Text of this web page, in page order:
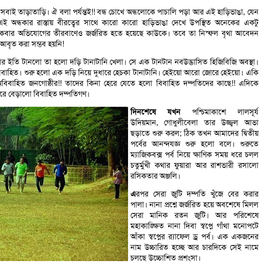
সবাই তাড়াতাড়ি। ঐ বলা পর্যন্তই!! বন্ধ চোখে অন্ধলোকে পাচালি পড়া আর এই হাড়িভাঙা, যেন
রাস্তায় বীরত্বের সাথে কারো কারো হাড়িভাঙা দেখে উপস্থিত অনেকের একটু
অভিযোগের তীরবাণেও জর্জরিত হতে হয়েছে কাউকে। তবে তা নিস্ফল বৃথা আবেদন
করা সম্ভব হয়নি!
ইতি টানলো তা হলো দড়ি টানাটানি খেলা। সে এক টানটান নবউদ্ভাসিত হিজিবিজি অবস্থা।
শুরু হলো এক দড়ি নিয়ে দুধারে হেচকা টানাটানি। হেইয়ো আরো জোরে হেইয়ো। একি
জনগোষ্ঠীর!! তাদের কিনা হেরে যেতে হলো বিবাহিত দম্পতিদের কাছে!! এদিকে
বেড়ালো বিবাহিত দম্পতিগণ।
দিনশেষে যখনপশ্চিমাকাশে লালসূর্য
উদিয়মান, গোধুলীবেলা তার উজ্জ্বল আভা
ছড়াতে শুরু করল; ঠিক তখন আমাদের দ্বিতীয়
পর্বের আনন্দযজ্ঞ শুরু হলো বলে। শুরুতে
ম্যাজিকবক্স পর্ব নিয়ে ক্ষাণিক সময় ধরে চলল
চতুর্মুখী কথার ফুয়ারা আর রাশভারী রসালো
রসিকতার অঞ্জলি।
এরপর সেরা জুটি দম্পতি খুঁজে বের করার
পালা। নানা প্রশ্নে জর্জরিত হয়ে অবশেষে মিলল
সেরা মানিক রতন জুটি। আর পরিশেষে
মহাকাঙ্ক্ষিত নানা দিবা স্বপ্নে গাঁথা মনোপটে
আঁকা স্বপ্নের র‌্যাফেল ড্র পর্ব। এক একজনের
নাম উচ্চারিত হচ্ছে আর চারদিকে সেই নামে
চলছে উচ্চোশিত প্রশংসা।